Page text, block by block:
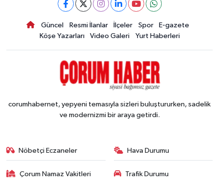
Güncel Resmi İlanlar İlçeler Spor
E-gazete
Köşe Yazarları
Video Galeri Yurt Haberleri
corumhabernet, yepyeni temasıyla sizleri buluştururken, sadelik
ve modernizmi bir araya getirdi.
Nöbetçi Eczaneler Hava Durumu
Çorum Namaz Vakitleri Trafik Durumu